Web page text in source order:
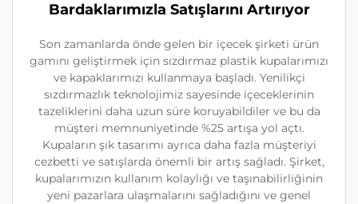
Bardaklarımızla Satışlarını Artırıyor
Son zamanlarda önde gelen bir içecek şirketi ürün
gamını geliştirmek için sızdırmaz plastik kupalarımızı
ve kapaklarımızı kullanmaya başladı. Yenilikçi
sızdırmazlık teknolojimiz sayesinde içeceklerinin
tazeliklerini daha uzun süre koruyabildiler ve bu da
müşteri memnuniyetinde %25 artışa yol açtı.
Kupaların şık tasarımı ayrıca daha fazla müşteriyi
cezbetti ve satışlarda önemli bir artış sağladı. Şirket,
kupalarımızın kullanım kolaylığı ve taşınabilirliğinin
yeni pazarlara ulaşmalarını sağladığını ve genel